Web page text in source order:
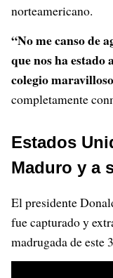
norteamericano.
“No me canso de
que nos ha estado
colegio
completamente
Estados
Maduro y a
El presidente
fue capturado y
madrugada de este